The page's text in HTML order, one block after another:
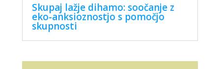
Skupaj lažje dihamo: soočanje z
eko-anksioznostjo s pomočjo
skupnosti